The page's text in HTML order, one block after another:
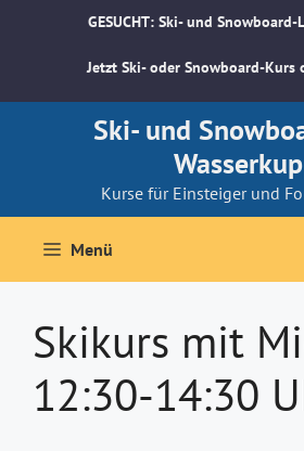
GESUCHT: Ski- und
Jetzt Ski- oder Snowboard-Kurs
Ski- und
Kurse für Einsteiger und
Menü
Skikurs mit
12:30-14:30